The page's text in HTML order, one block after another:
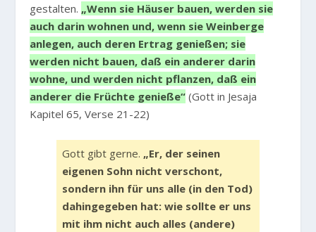
gestalten. „Wenn sie Häuser bauen, werden sie
auch darin wohnen und, wenn sie Weinberge
anlegen, auch deren Ertrag genießen; sie
werden nicht bauen, daß ein anderer darin
wohne, und werden nicht pflanzen, daß ein
anderer die Früchte genieße“ (Gott in Jesaja
Kapitel 65, Verse 21-22)
Gott gibt gerne. „Er, der seinen
eigenen Sohn nicht verschont,
sondern ihn für uns alle (in den Tod)
dahingegeben hat: wie sollte er uns
mit ihm nicht auch alles (andere)